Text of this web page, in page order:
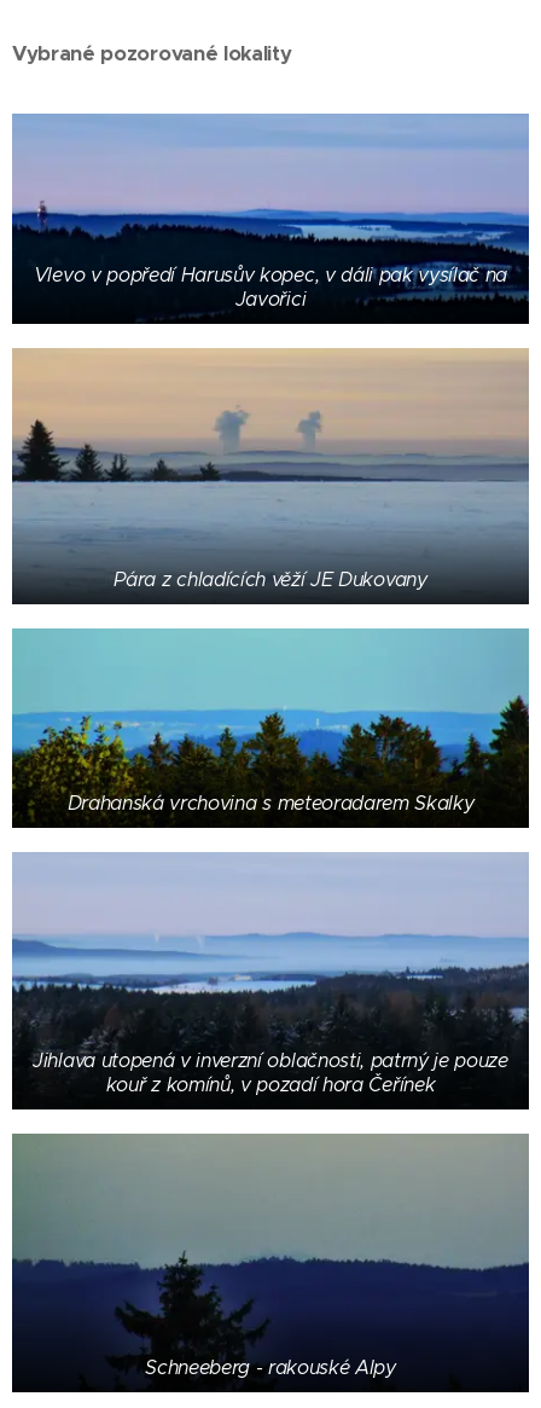
Vybrané pozorované lokality
Vlevo v popředí Harusův kopec, v dáli pak vysílač na
Javořici
Pára z chladících věží JE Dukovany
Drahanská vrchovina s meteoradarem Skalky
Jihlava utopená v inverzní oblačnosti, patrný je pouze
kouř z komínů, v pozadí hora Čeřínek
Schneeberg - rakouské Alpy